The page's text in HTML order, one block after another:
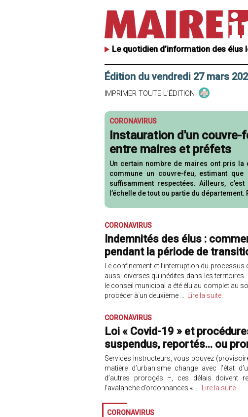
Le quotidien d’information des élus
Édition du vendredi 27 mars
IMPRIMER TOUTE L'ÉDITION
CORONAVIRUS
Instauration d'un
entre maires et préfets
Un certain nombre de maires ont pris
commune un couvre-feu, estimant
suffisamment respectées. Ailleurs,
l’échelle de tout ou partie du
CORONAVIRUS
Indemnités des élus :
pendant la période de
Le confinement et l’interruption du
aussi diverses qu’inédites dans les
le conseil municipal a été élu au complet au
procéder à un deuxième ...
Lire la suite
CORONAVIRUS
Loi « Covid-19 » et
suspendus, reportés... ou
Services instructeurs, vous pouvez
matière d’urbanisme change avec l’état
d’autres prorogés –, ces délais doivent
l’avalanche d’ordonnances « ...
Lire la suite
CORONAVIRUS